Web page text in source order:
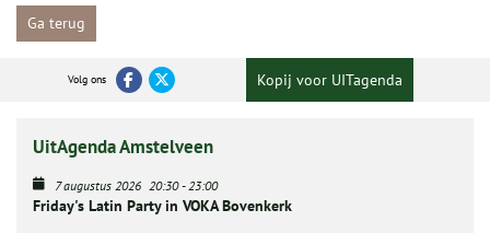
Ga terug
Volg ons Kopij voor UITagenda
UitAgenda Amstelveen
7 augustus 2026 20:30-23:00
Friday's Latin Party in VOKA Bovenkerk